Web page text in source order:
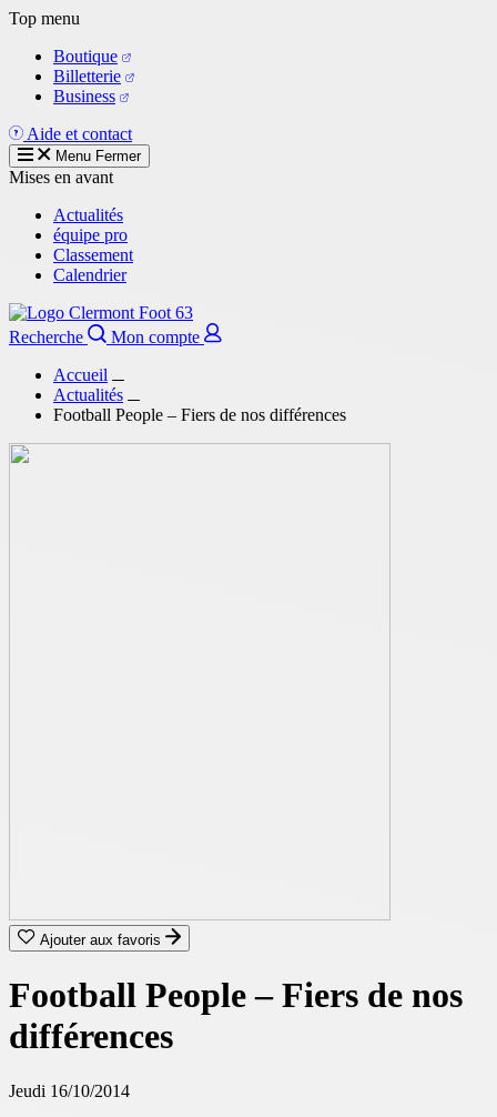
Aller
contenu
principal
Top menu
Boutique
Billetterie
Business
Aide et contact
Menu Fermer
Mises en avant
Actualités
équipe pro
Classement
Calendrier
Recherche
Mon compte
Accueil
Actualités
Football People – Fiers de nos différences
Ajouter aux favoris
Football People – Fiers de nos
différences
Jeudi 16/10/2014